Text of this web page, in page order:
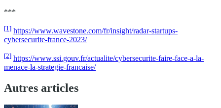
***
[1] https://www.wavestone.com/fr/insight/radar-startups-
cybersecurite-france-2023/
[2] https://www.ssi.gouv.fr/actualite/cybersecurite-faire-face-a-la-
menace-la-strategie-francaise/
Autres articles